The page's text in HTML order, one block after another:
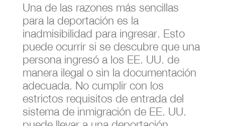
Una de las razones más sencillas
para la deportación es la
inadmisibilidad para ingresar. Esto
puede ocurrir si se descubre que una
persona ingresó a los EE. UU. de
manera ilegal o sin la documentación
adecuada. No cumplir con los
estrictos requisitos de entrada del
sistema de inmigración de EE. UU.